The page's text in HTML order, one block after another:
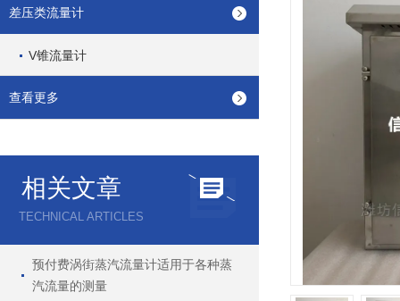
差压类流量计
V锥流量计
查看更多
相关文章
TECHNICAL ARTICLES
预付费涡街蒸汽流量计适用于各种蒸
汽流量的测量